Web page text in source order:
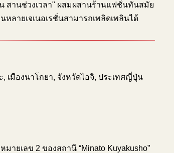
สานช่วงเวลา" ผสมผสานร้านแฟชั่นทันสมัย
ลายเจเนอเรชั่นสามารถเพลิดเพลินได้
, เมืองนาโกยา, จังหวัดไอจิ, ประเทศญี่ปุ่น
ายเลข 2 ของสถานี “Minato Kuyakusho”